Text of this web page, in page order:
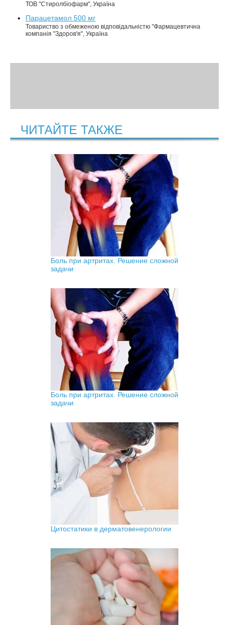
ТОВ "Стиролбіофарм", Україна
Парацетамол 500 мг
Товариство з обмеженою відповідальністю "Фармацевтична
компанія "Здоров'я", Україна
ЧИТАЙТЕ ТАКЖЕ
Боль при артритах. Решение сложной
задачи
Боль при артритах. Решение сложной
задачи
Цитостатики в дерматовенерологии